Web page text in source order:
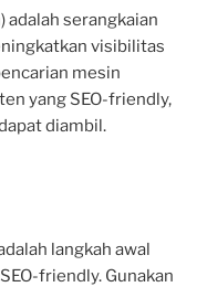
adalah serangkaian
visibilitas
mesin
yang SEO-friendly,
diambil.
langkah awal
friendly. Gunakan